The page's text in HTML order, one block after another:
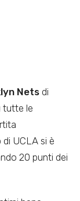
Netsdi
tutte le
UCLA si è
20 punti dei